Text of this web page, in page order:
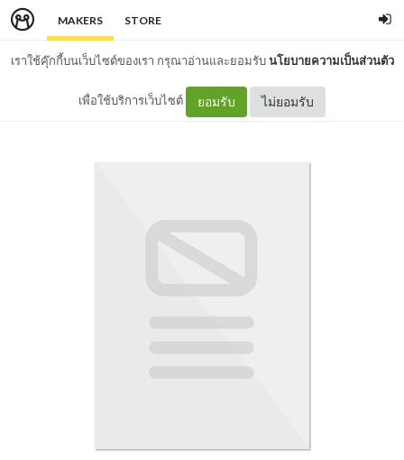
MAKERS STORE
เราใช้คุ๊กกี้บนเว็บไซต์ของเรา กรุณาอ่านและยอมรับนโยบายความเป็นส่วนตัว
เพื่อใช้บริการเว็บไซต์ ยอมรับ ไม่ยอมรับ